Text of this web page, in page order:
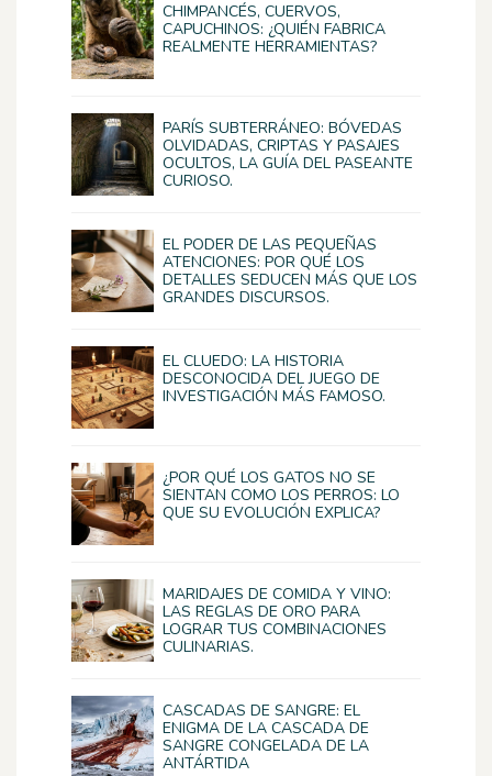
CHIMPANCÉS, CUERVOS,
CAPUCHINOS: ¿QUIÉN FABRICA
REALMENTE HERRAMIENTAS?
PARÍS SUBTERRÁNEO: BÓVEDAS
OLVIDADAS, CRIPTAS Y PASAJES
OCULTOS, LA GUÍA DEL PASEANTE
CURIOSO.
EL PODER DE LAS PEQUEÑAS
ATENCIONES: POR QUÉ LOS
DETALLES SEDUCEN MÁS QUE LOS
GRANDES DISCURSOS.
EL CLUEDO: LA HISTORIA
DESCONOCIDA DEL JUEGO DE
INVESTIGACIÓN MÁS FAMOSO.
¿POR QUÉ LOS GATOS NO SE
SIENTAN COMO LOS PERROS: LO
QUE SU EVOLUCIÓN EXPLICA?
MARIDAJES DE COMIDA Y VINO:
LAS REGLAS DE ORO PARA
LOGRAR TUS COMBINACIONES
CULINARIAS.
CASCADAS DE SANGRE: EL
ENIGMA DE LA CASCADA DE
SANGRE CONGELADA DE LA
ANTÁRTIDA